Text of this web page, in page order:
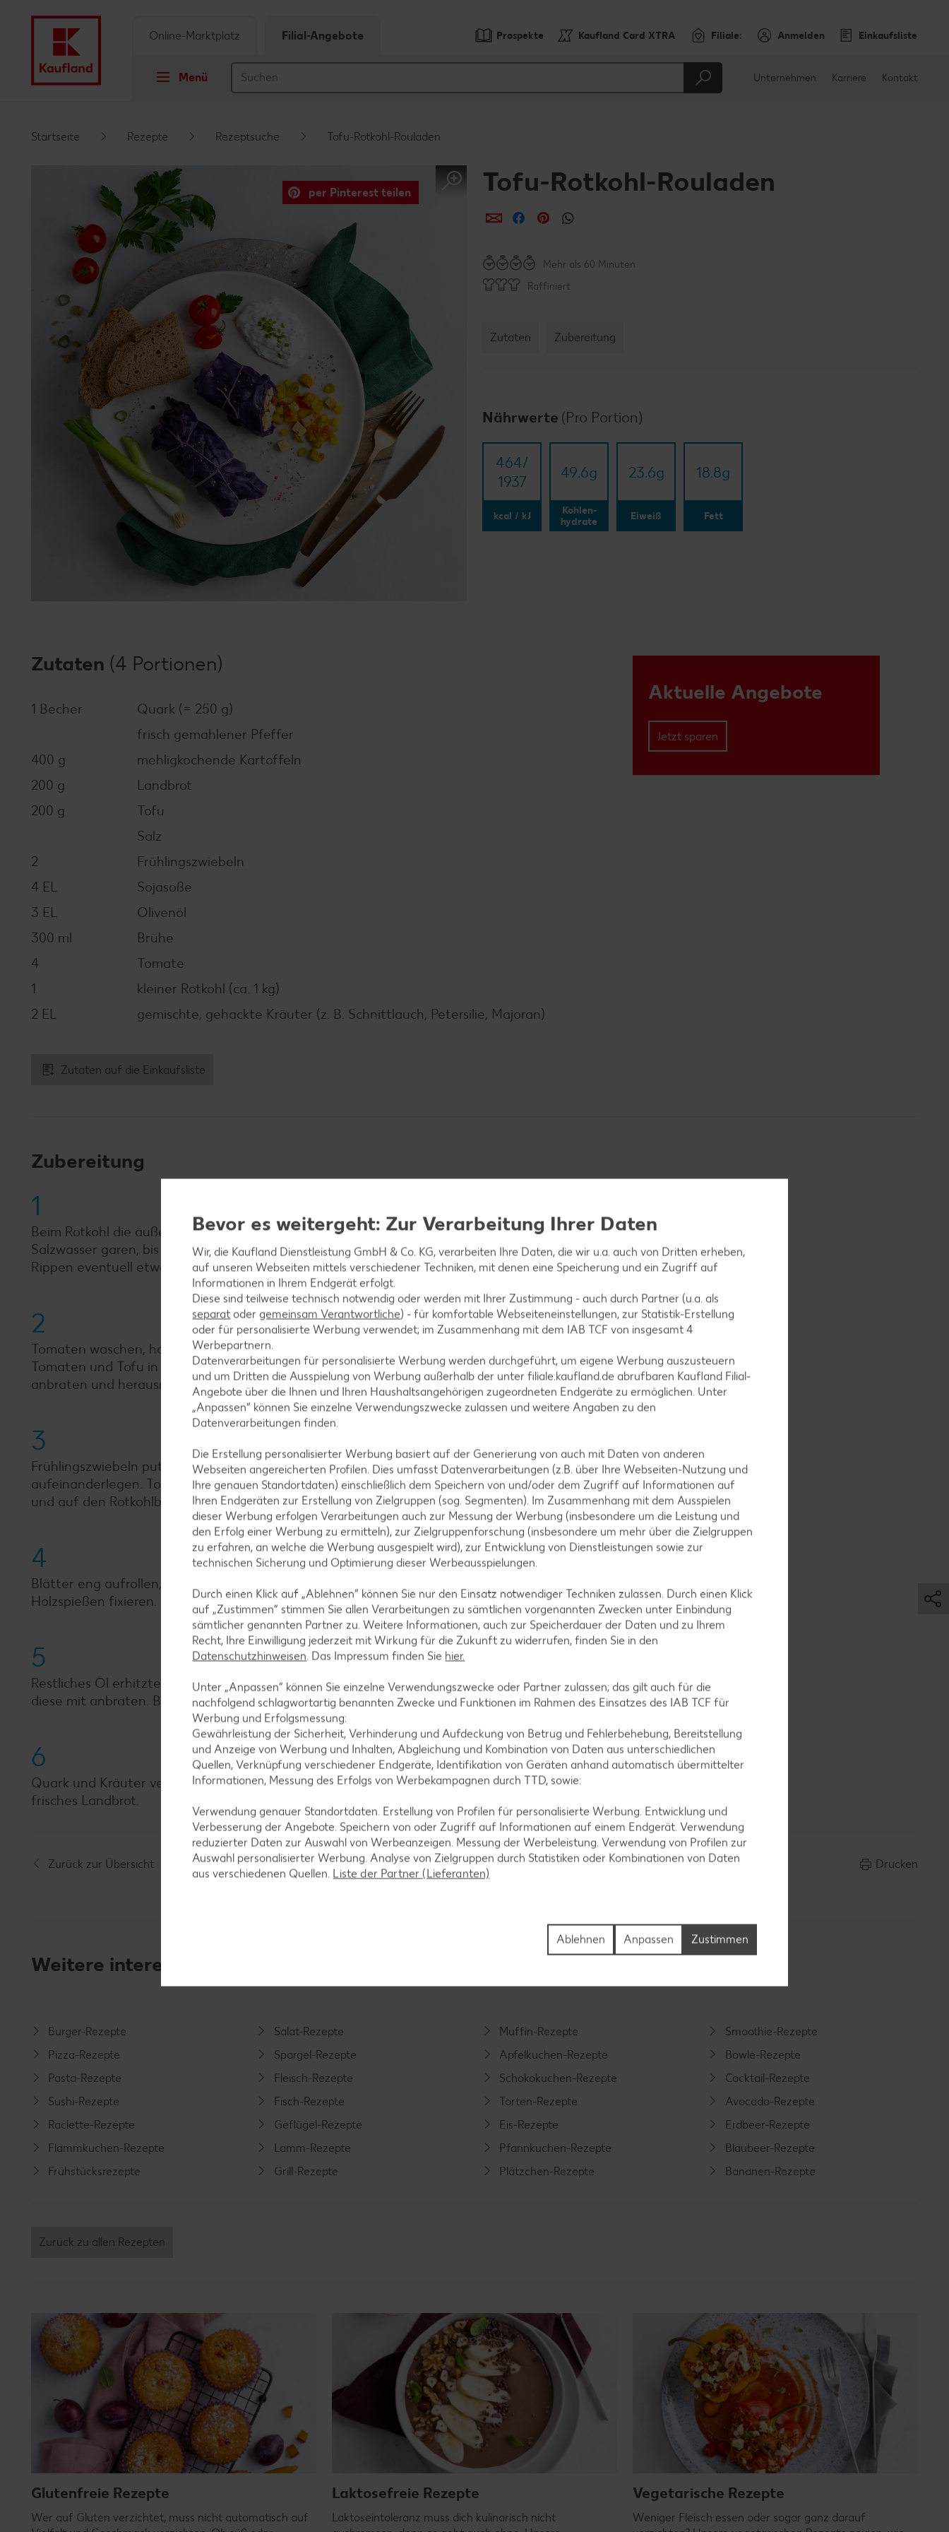
Schwebender Seitenbereich
Prospekte Kaufland Card XTRA Filiale: Anmelden Einkaufsliste
Menü
Online-Marktplatz Filial-Angebote
Unternehmen Karriere Kontakt
Startseite Rezepte Rezeptsuche Tofu-Rotkohl-Rouladen
per Pinterest teilen Tofu-Rotkohl-Rouladen
per E-Mail teilen
per Facebook teilen
per Pinterest teilen
Mehr als 60 Minuten
Raffiniert
Zutaten Zubereitung
Nährwerte (Pro Portion)
464/​
1937
kcal / kJ
49.6g
Kohlen-
hydrate
23.6g
Eiweiß
18.8g
Fett
Aktuelle Angebote
Jetzt sparen
Zutaten (4 Portionen)
1 Becher
Quark (= 250 g)
frisch gemahlener Pfeffer
400 g
mehligkochende Kartoffeln
200 g
Landbrot
200 g
Tofu
Salz
2
Frühlingszwiebeln
4 EL
Sojasoße
3 EL
Olivenöl
300 ml
Brühe
4
Tomate
1
kleiner Rotkohl (ca. 1 kg)
2 EL
gemischte, gehackte Kräuter (z. B. Schnittlauch, Petersilie, Majoran)
Zutaten auf die Einkaufsliste
Zubereitung
1
Beim Rotkohl die äußeren Blätter entfernen und den Strunk herausschneiden. Den Kohl ganz in kochendem
Salzwasser garen, bis sich nacheinander 8 große Blätter abtrennen lassen. Blätter abkühlen lassen und die
Rippen eventuell etwas flacher schneiden.
2
Tomaten waschen, halbieren, Stielansatz und Kerne entfernen. Kartoffeln schälen, waschen und mit den
Tomaten und Tofu in kleine Würfel schneiden. Tofu mit Sojasoße vermischen, in 1 Esslöffel erhitztem Öl
anbraten und herausnehmen.
3
Frühlingszwiebeln putzen, waschen und in sehr feine Ringe schneiden. Jeweils 2 Rotkohlblätter überlappend
aufeinanderlegen. Tomaten, Tofu, Kartoffeln und Frühlingszwiebeln vermischen, mit Salz und Pfeffer würzen
und auf den Rotkohlblättern verteilen.
4
Blätter eng aufrollen, dabei die Seiten einschlagen und die Rouladen mit Küchengarn oder kleinen
Holzspießen fixieren.
5
Restliches Öl erhitzten, Rouladen dazugeben und von allen Seiten gut anbraten. Falls noch Füllung übrig ist,
diese mit anbraten. Brühe angießen, aufkochen und abgedeckt circa 40 bis 50 Minuten schmoren.
6
Quark und Kräuter verrühren, mit Salz und Pfeffer würzen und zu den Rouladen servieren. Dazu schmeckt
frisches Landbrot.
Zurück zur Übersicht Drucken
Weitere interessante Rezeptkategorien
Burger-Rezepte
Pizza-Rezepte
Pasta-Rezepte
Sushi-Rezepte
Raclette-Rezepte
Flammkuchen-Rezepte
Frühstücksrezepte
Salat-Rezepte
Spargel-Rezepte
Fleisch-Rezepte
Fisch-Rezepte
Geflügel-Rezepte
Lamm-Rezepte
Grill-Rezepte
Muffin-Rezepte
Apfelkuchen-Rezepte
Schokokuchen-Rezepte
Torten-Rezepte
Eis-Rezepte
Pfannkuchen-Rezepte
Plätzchen-Rezepte
Smoothie-Rezepte
Bowle-Rezepte
Cocktail-Rezepte
Avocado-Rezepte
Erdbeer-Rezepte
Blaubeer-Rezepte
Bananen-Rezepte
Zurück zu allen Rezepten
Glutenfreie Rezepte
Wer auf Gluten verzichtet, muss nicht automatisch auf
Laktosefreie Rezepte
Laktoseintoleranz muss dich kulinarisch nicht
Vegetarische Rezepte
Weniger Fleisch essen oder sogar ganz darauf
Bevor es weitergeht: Zur Verarbeitung Ihrer Daten
Wir, die Kaufland Dienstleistung GmbH & Co. KG, verarbeiten Ihre Daten, die wir u.a. auch von Dritten erheben,
auf unseren Webseiten mittels verschiedener Techniken, mit denen eine Speicherung und ein Zugriff auf
Informationen in Ihrem Endgerät erfolgt.
Diese sind teilweise technisch notwendig oder werden mit Ihrer Zustimmung - auch durch Partner (u.a. als
separat oder gemeinsam Verantwortliche) - für komfortable Webseiteneinstellungen, zur Statistik-Erstellung
oder für personalisierte Werbung verwendet; im Zusammenhang mit dem IAB TCF von insgesamt4
Werbepartnern.
Datenverarbeitungen für personalisierte Werbung werden durchgeführt, um eigene Werbung auszusteuern
und um Dritten die Ausspielung von Werbung außerhalb der unter filiale.kaufland.de abrufbaren Kaufland Filial-
Angebote über die Ihnen und Ihren Haushaltsangehörigen zugeordneten Endgeräte zu ermöglichen. Unter
„Anpassen“ können Sie einzelne Verwendungszwecke zulassen und weitere Angaben zu den
Datenverarbeitungen finden.
Die Erstellung personalisierter Werbung basiert auf der Generierung von auch mit Daten von anderen
Webseiten angereicherten Profilen. Dies umfasst Datenverarbeitungen (z.B. über Ihre Webseiten-Nutzung und
Ihre genauen Standortdaten) einschließlich dem Speichern von und/oder dem Zugriff auf Informationen auf
Ihren Endgeräten zur Erstellung von Zielgruppen (sog. Segmenten). Im Zusammenhang mit dem Ausspielen
dieser Werbung erfolgen Verarbeitungen auch zur Messung der Werbung (insbesondere um die Leistung und
den Erfolg einer Werbung zu ermitteln), zur Zielgruppenforschung (insbesondere um mehr über die Zielgruppen
zu erfahren, an welche die Werbung ausgespielt wird), zur Entwicklung von Dienstleistungen sowie zur
technischen Sicherung und Optimierung dieser Werbeausspielungen.
Durch einen Klick auf „Ablehnen“ können Sie nur den Einsatz notwendiger Techniken zulassen. Durch einen Klick
auf „Zustimmen“ stimmen Sie allen Verarbeitungen zu sämtlichen vorgenannten Zwecken unter Einbindung
sämtlicher genannten Partner zu. Weitere Informationen, auch zur Speicherdauer der Daten und zu Ihrem
Recht, Ihre Einwilligung jederzeit mit Wirkung für die Zukunft zu widerrufen, finden Sie in den
Datenschutzhinweisen. Das Impressum finden Sie hier.
Unter „Anpassen“ können Sie einzelne Verwendungszwecke oder Partner zulassen; das gilt auch für die
nachfolgend schlagwortartig benannten Zwecke und Funktionen im Rahmen des Einsatzes des IAB TCF für
Werbung und Erfolgsmessung:
Gewährleistung der Sicherheit, Verhinderung und Aufdeckung von Betrug und Fehlerbehebung, Bereitstellung
und Anzeige von Werbung und Inhalten, Abgleichung und Kombination von Daten aus unterschiedlichen
Quellen, Verknüpfung verschiedener Endgeräte, Identifikation von Geräten anhand automatisch übermittelter
Informationen, Messung des Erfolgs von Werbekampagnen durch TTD, sowie:
Verwendung genauer Standortdaten. Erstellung von Profilen für personalisierte Werbung. Entwicklung und
Verbesserung der Angebote. Speichern von oder Zugriff auf Informationen auf einem Endgerät. Verwendung
reduzierter Daten zur Auswahl von Werbeanzeigen. Messung der Werbeleistung. Verwendung von Profilen zur
Auswahl personalisierter Werbung. Analyse von Zielgruppen durch Statistiken oder Kombinationen von Daten
aus verschiedenen Quellen. Liste der Partner (Lieferanten)
Zustimmen
Anpassen
Ablehnen